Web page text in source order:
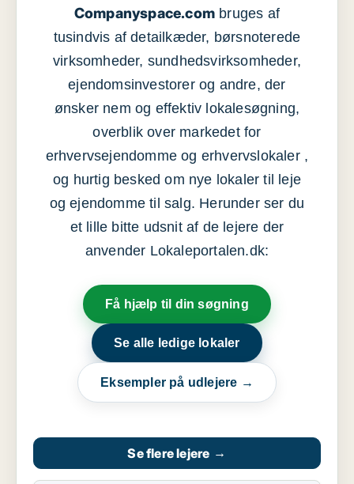
Companyspace.com bruges af
tusindvis af detailkæder, børsnoterede
virksomheder, sundhedsvirksomheder,
ejendomsinvestorer og andre, der
ønsker nem og effektiv lokalesøgning,
overblik over markedet for
erhvervsejendomme og erhvervslokaler ,
og hurtig besked om nye lokaler til leje
og ejendomme til salg. Herunder ser du
et lille bitte udsnit af de lejere der
anvender Lokaleportalen.dk:
Få hjælp til din søgning
Se alle ledige lokaler
Eksempler på udlejere →
Se flere lejere →